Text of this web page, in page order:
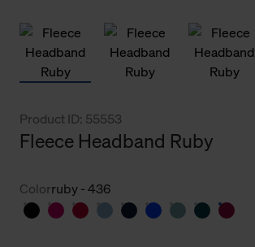
Product ID: 55553
Fleece Headband Ruby
Colorruby - 436